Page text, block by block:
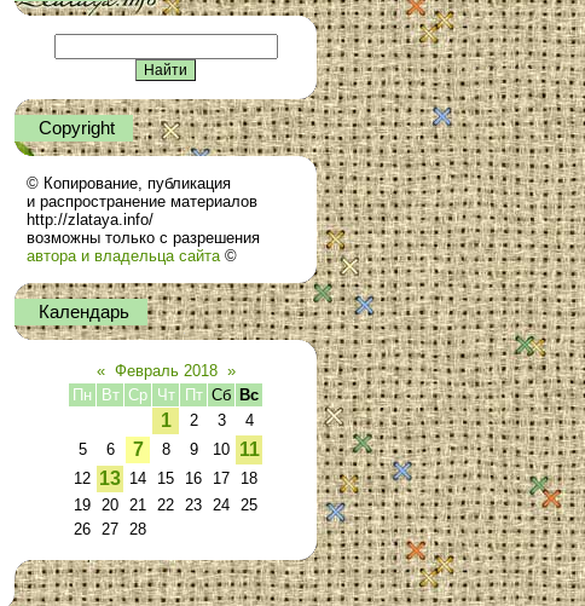
Сopyright
© Копирование, публикация
и распространение материалов
http://zlataya.info/
возможны только с разрешения
автора и владельца сайта©
Календарь
« Февраль 2018 »
Пн
Вт Ср Чт Пт Сб Вс
1 2 3
4
5
6 7 8 9 10 11
12 13 14 15 16 17
18
19 20 21 22 23 24 25
26 27 28